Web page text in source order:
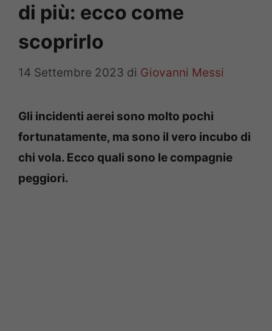
di più: ecco come
scoprirlo
14 Settembre 2023 di Giovanni Messi
Gli incidenti aerei sono molto pochi
fortunatamente, ma sono il vero incubo di
chi vola. Ecco quali sono le compagnie
peggiori.